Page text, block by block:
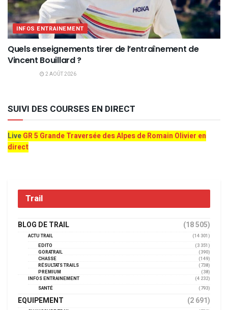
INFOS ENTRAINEMENT
Quels enseignements tirer de l’entraînement de
Vincent Bouillard ?
2 AOÛT 2026
SUIVI DES COURSES EN DIRECT
LiveGR 5 Grande Traversée des Alpes de Romain Olivier en
direct
Trail
BLOG DE TRAIL (18 505)
ACTU TRAIL
(14 301)
EDITO
(3 351)
GORATRAIL
(390)
CHASSE
(149)
RÉSULTATS TRAILS
(738)
PREMIUM
(38)
INFOS ENTRAINEMENT
(4 232)
SANTÉ
(793)
EQUIPEMENT (2 691)